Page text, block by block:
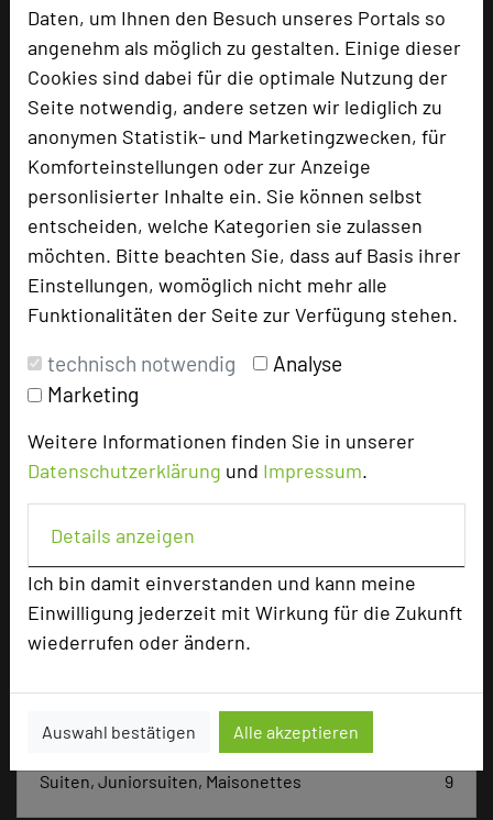
Daten, um Ihnen den Besuch unseres Portals so
angenehm als möglich zu gestalten. Einige dieser
Cookies sind dabei für die optimale Nutzung der
Seite notwendig, andere setzen wir lediglich zu
anonymen Statistik- und Marketingzwecken, für
Komforteinstellungen oder zur Anzeige
personlisierter Inhalte ein. Sie können selbst
entscheiden, welche Kategorien sie zulassen
möchten. Bitte beachten Sie, dass auf Basis ihrer
Einstellungen, womöglich nicht mehr alle
Funktionalitäten der Seite zur Verfügung stehen.
technisch notwendig
Analyse
Marketing
Weitere Informationen finden Sie in unserer
Datenschutzerklärung und Impressum.
Details anzeigen
Ich bin damit einverstanden und kann meine
Einwilligung jederzeit mit Wirkung für die Zukunft
wiederrufen oder ändern.
Auswahl bestätigen Alle akzeptieren
zur Tagungsanfrage hinzufügen add_circle
Bewertung
Tagungsplaner
Tagungsleiter
Hotel bewerten
Hoteldaten
Max. Tagungskapazität (Personen)
U-Form
Parlamentarisch
36
Reihenbestuhlung
Tagungsräume
5
Doppelzimmer
Suiten, Juniorsuiten, Maisonettes
9